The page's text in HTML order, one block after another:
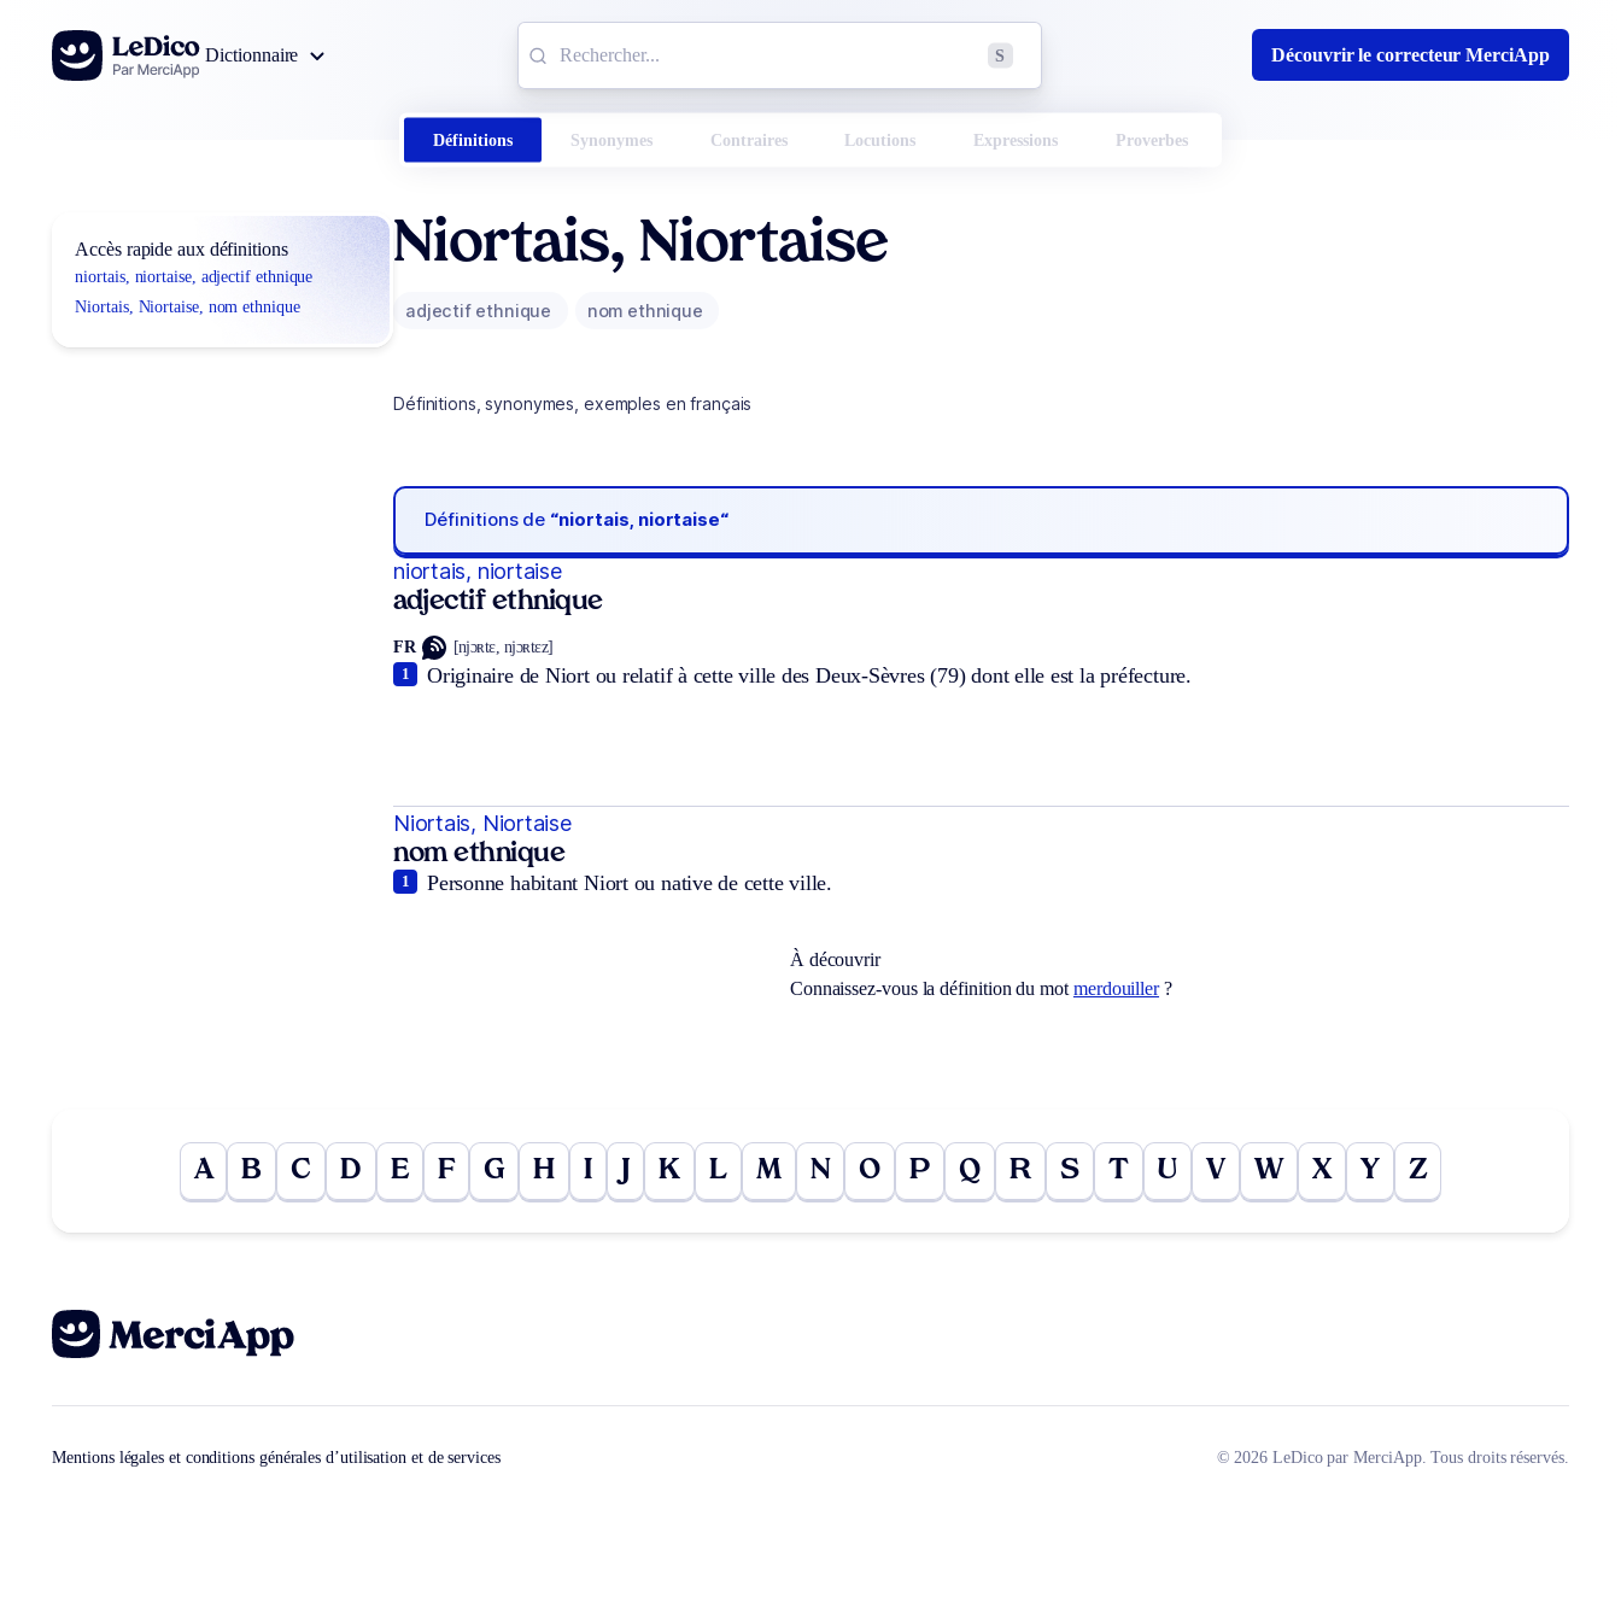
Aller au contenu
Dictionnaire
S Découvrir le correcteur MerciApp
Définitions Synonymes Contraires Locutions Expressions Proverbes
Accès rapide aux définitions
niortais, niortaise, adjectif ethnique
Niortais, Niortaise, nom ethnique
Niortais, Niortaise
adjectif ethnique nom ethnique
Définitions, synonymes, exemples en français
Définitions de “niortais, niortaise“
niortais, niortaise
adjectif ethnique
FR [njɔʀtɛ, njɔʀtɛz]
Originaire de Niort ou relatif à cette ville des Deux-Sèvres (79) dont elle est la préfecture.
1
Niortais, Niortaise
nom ethnique
Personne habitant Niort ou native de cette ville.
1
À découvrir
Connaissez-vous la définition du mot merdouiller?
A B C D E F G H I K L M N O P Q R S T U V W X Y Z
Mentions légales et conditions générales d’utilisation et de services © 2026 LeDico par MerciApp. Tous droits réservés.